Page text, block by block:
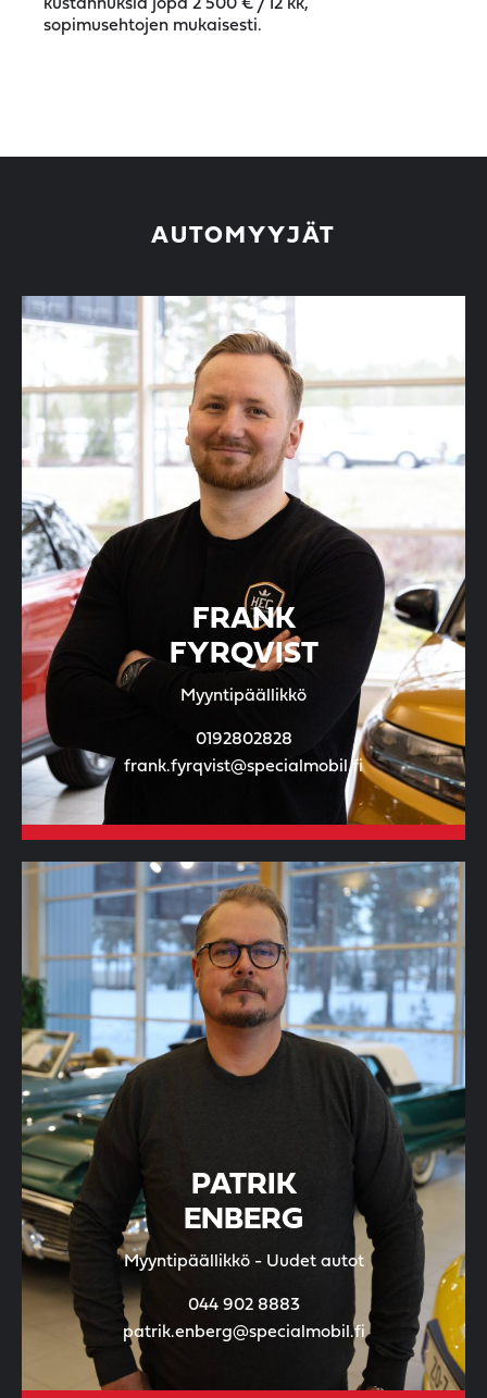
kustannuksia jopa 2 500 € / 12 kk,
sopimusehtojen mukaisesti.
AUTOMYYJÄT
FRANK
FYRQVIST
Myyntipäällikkö
0192802828
frank.fyrqvist@specialmobil.fi
PATRIK
ENBERG
Myyntipäällikkö - Uudet autot
044 902 8883
patrik.enberg@specialmobil.fi